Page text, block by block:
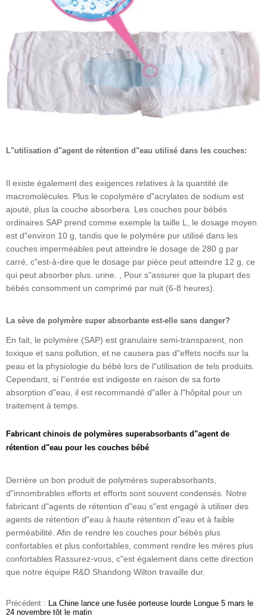
L"utilisation d"agent de rétention d"eau utilisé dans les couches:
Il existe également des exigences relatives à la quantité de
macromolécules. Plus le copolymère d"acrylates de sodium est
ajouté, plus la couche absorbera. Les couches pour bébés
ordinaires SAP prend comme exemple la taille L, le dosage moyen
est d"environ 10 g, tandis que le polymère pur utilisé dans les
couches imperméables peut atteindre le dosage de 280 g par
carré, c"est-à-dire que le dosage par pièce peut atteindre 12 g, ce
qui peut absorber plus. urine. , Pour s"assurer que la plupart des
bébés consomment un comprimé par nuit (6-8 heures).
La sève de polymère super absorbante est-elle sans danger?
En fait, le polymère (SAP) est granulaire semi-transparent, non
toxique et sans pollution, et ne causera pas d"effets nocifs sur la
peau et la physiologie du bébé lors de l"utilisation de tels produits.
Cependant, si l"entrée est indigeste en raison de sa forte
absorption d"eau, il est recommandé d"aller à l"hôpital pour un
traitement à temps.
Fabricant chinois de polymères superabsorbants d"agent de
rétention d"eau pour les couches bébé
Derrière un bon produit de polymères superabsorbants,
d"innombrables efforts et efforts sont souvent condensés. Notre
fabricant d"agents de rétention d"eau s"est engagé à utiliser des
agents de rétention d"eau à haute rétention d"eau et à faible
perméabilité. Afin de rendre les couches pour bébés plus
confortables et plus confortables, comment rendre les mères plus
confortables Rassurez-vous, c"est également dans cette direction
que notre équipe R&D Shandong Wilton travaille dur.
Précédent : La Chine lance une fusée porteuse lourde Longue 5 mars le
24 novembre tôt le matin